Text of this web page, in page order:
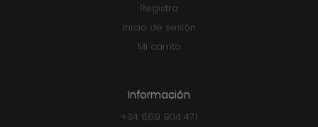
Registro
Inicio de sesión
Mi carrito
Información
+34 669 904 471